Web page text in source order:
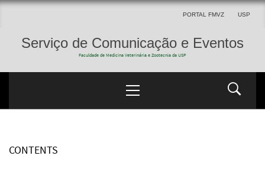
PORTAL FMVZ USP
Serviço de Comunicação e Eventos
Faculdade de Medicina Veterinária e Zootecnia da USP
CONTENTS